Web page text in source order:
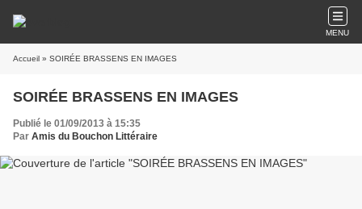
MENU
Accueil » SOIRÉE BRASSENS EN IMAGES
SOIRÉE BRASSENS EN IMAGES
Publié le 01/09/2013 à 15:35
Par Amis du Bouchon Littéraire